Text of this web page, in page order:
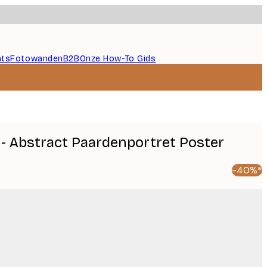
FotowandenB2BOnze How-To Gids
- Abstract Paardenportret Poster
-40%*